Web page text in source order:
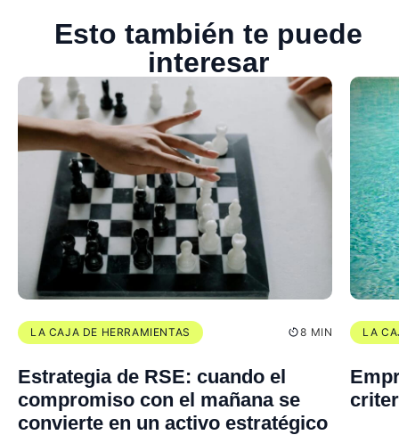
Esto también te puede
interesar
LA CAJA DE HERRAMIENTAS 8 MIN
Estrategia de RSE: cuando el
compromiso con el mañana se
convierte en un activo estratégico
LA